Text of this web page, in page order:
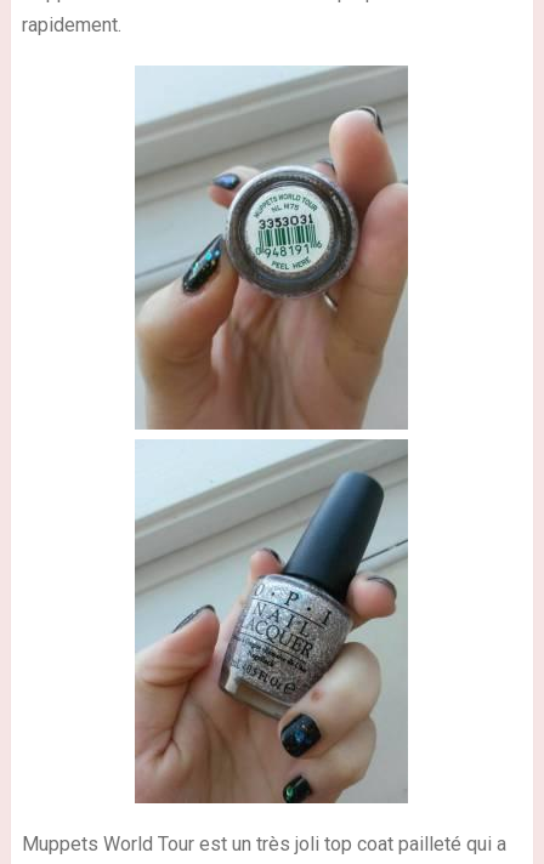
rapidement.
Muppets World Tour est un très joli top coat pailleté qui a